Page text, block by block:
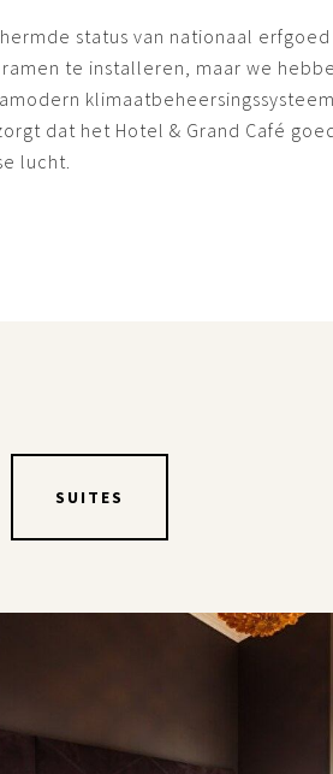
status van nationaal
te installeren, maar we
dat het Hotel & Grand Café
lucht.
SUITES